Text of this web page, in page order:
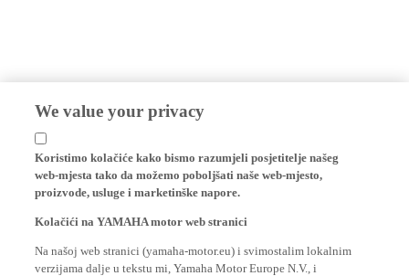
We value your privacy
Koristimo kolačiće kako bismo razumjeli posjetitelje našeg
web-mjesta tako da možemo poboljšati naše web-mjesto,
proizvode, usluge i marketinške napore.
Kolačići na YAMAHA motor web stranici
Na našoj web stranici (yamaha-motor.eu) i svimostalim lokalnim
verzijama dalje u tekstu mi, Yamaha Motor Europe N.V., i